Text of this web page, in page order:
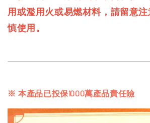
用或濫用火或易燃材料，請留意
慎使用。
※ 本產品已投保1000萬產品責任險